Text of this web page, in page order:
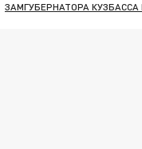
ЗАМГУБЕРНАТОРА